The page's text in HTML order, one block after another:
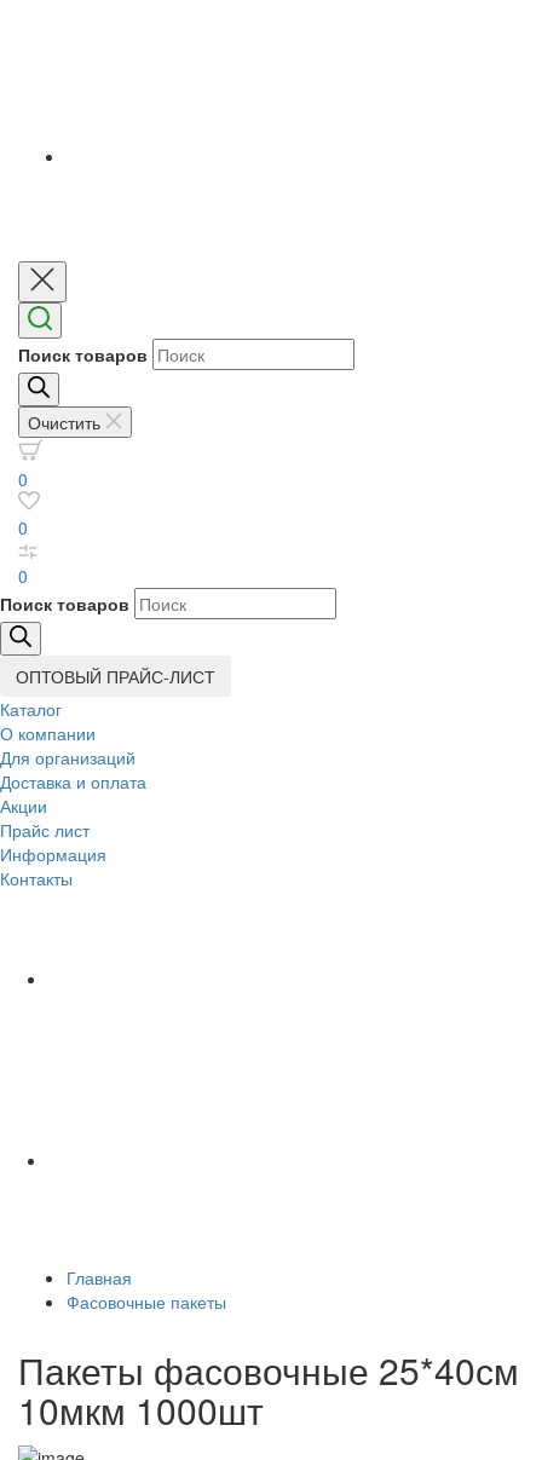
Поиск товаров
Очистить
0
0
0
Поиск товаров
ОПТОВЫЙ ПРАЙС-ЛИСТ
Каталог
О компании
Для организаций
Доставка и оплата
Акции
Прайс лист
Информация
Контакты
Главная
Фасовочные пакеты
Пакеты фасовочные 25*40см
10мкм 1000шт